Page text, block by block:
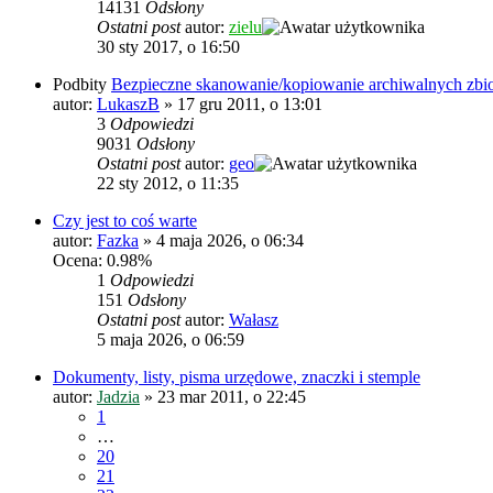
14131 Odsłony
Ostatni postautor: zielu
30 sty 2017, o 16:50
Podbity Bezpieczne skanowanie/kopiowanie archiwalnych
autor: LukaszB » 17 gru 2011, o 13:01
3 Odpowiedzi
9031 Odsłony
Ostatni postautor: geo
22 sty 2012, o 11:35
Czy jest to coś warte
autor: Fazka » 4 maja 2026, o 06:34
Ocena: 0.98%
1 Odpowiedzi
151 Odsłony
Ostatni postautor: Wałasz
5 maja 2026, o 06:59
Dokumenty, listy, pisma urzędowe, znaczki i stemple
autor: Jadzia » 23 mar 2011, o 22:45
1
…
20
21